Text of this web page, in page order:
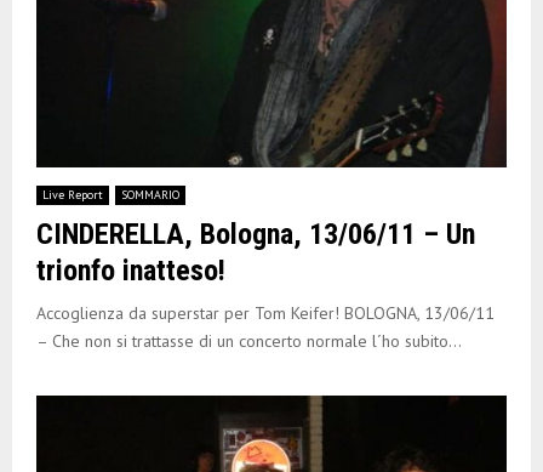
Live Report SOMMARIO
CINDERELLA, Bologna, 13/06/11 – Un
trionfo inatteso!
Accoglienza da superstar per Tom Keifer! BOLOGNA, 13/06/11
– Che non si trattasse di un concerto normale l´ho subito...